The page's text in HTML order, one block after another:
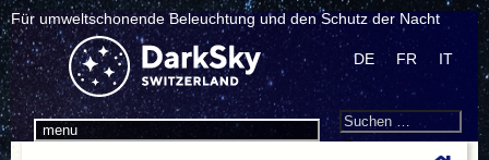
Für umweltschonende Beleuchtung und den Schutz der Nacht
menu
DE FR IT
Search
Suchen